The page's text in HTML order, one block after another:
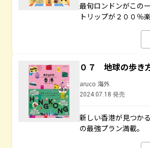
最旬ロンドンがこの
トリップが２００％
０７ 地球の歩
aruco 海外
2024.07.18 発売
新しい香港が見つか
の最強プラン満載。